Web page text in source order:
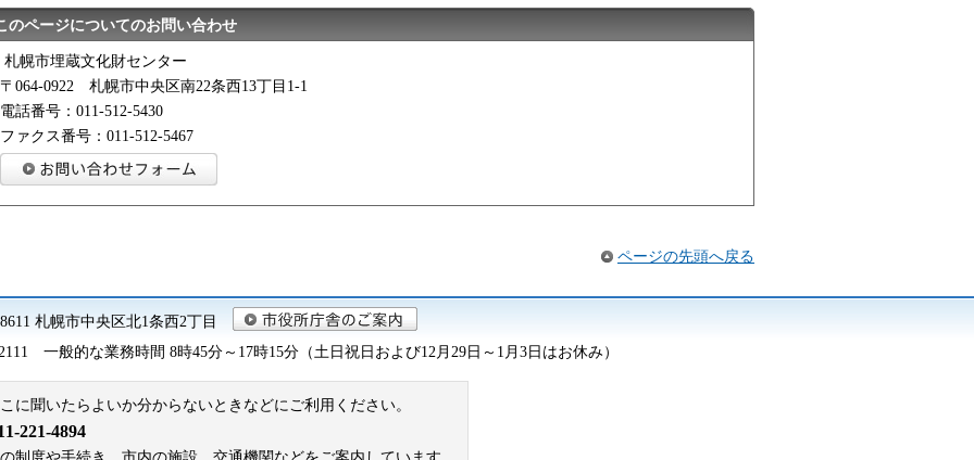
のページについてのお問い合わせ
札幌市埋蔵文化財センター
〒064-0922 札幌市中央区南22条西13丁目1-1
電話番号：011-512-5430
ファクス番号：011-512-5467
ページの先頭へ戻る
札幌市中央区北1条西2丁目
一般的な業務時間 8時45分～17時15分（土日祝日および12月29日～1月3日はお休み）
に聞いたらよいか分からないときなどにご利用ください。
221-4894
制度や手続き、市内の施設、交通機関などをご案内しています。